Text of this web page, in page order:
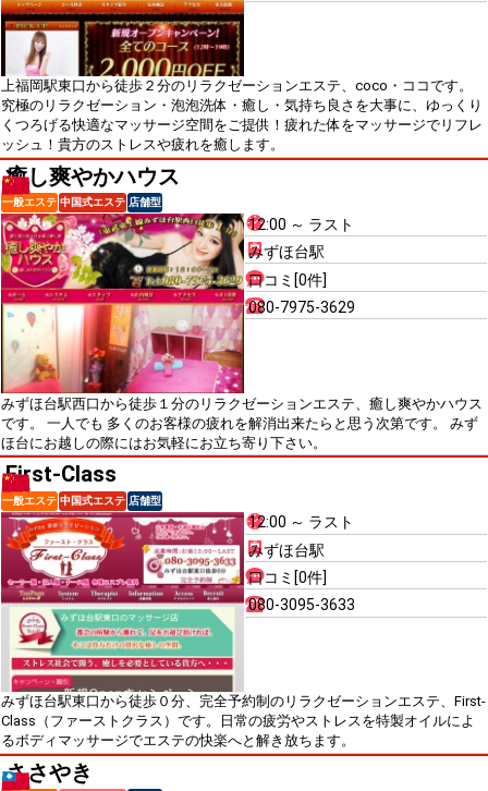
上福岡駅東口から徒歩２分のリラクゼーションエステ、coco・ココです。
究極のリラクゼーション・泡泡洗体・癒し・気持ち良さを大事に、ゆっくり
くつろげる快適なマッサージ空間をご提供！疲れた体をマッサージでリフレ
ッシュ！貴方のストレスや疲れを癒します。
癒し爽やかハウス
一般エステ 中国式エステ 店舗型
12:00 ～ ラスト
みずほ台駅
口コミ[0件]
080-7975-3629
みずほ台駅西口から徒歩１分のリラクゼーションエステ、癒し爽やかハウス
です。 一人でも 多くのお客様の疲れを解消出来たらと思う次第です。 みず
ほ台にお越しの際にはお気軽にお立ち寄り下さい。
First-Class
一般エステ 中国式エステ 店舗型
12:00 ～ ラスト
みずほ台駅
口コミ[0件]
080-3095-3633
みずほ台駅東口から徒歩０分、完全予約制のリラクゼーションエステ、First-
Class（ファーストクラス）です。日常の疲労やストレスを特製オイルによ
るボディマッサージでエステの快楽へと解き放ちます。
ささやき